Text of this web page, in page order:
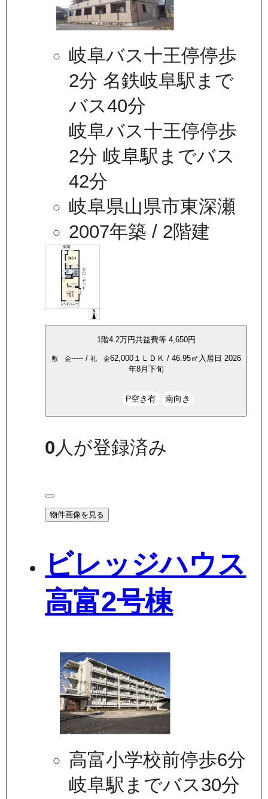
岐阜バス十王停停歩
2分 名鉄岐阜駅まで
バス40分
岐阜バス十王停停歩
2分 岐阜駅までバス
42分
岐阜県山県市東深瀬
2007年築 / 2階建
1階4.2万円共益費等 4,650円
敷 金-----/ 礼 金62,000１ＬＤＫ / 46.95㎡ 入居日 2026
年8月下旬
P空き有 南向き
0 人が登録済み
物件画像を見る
ビレッジハウス
高富2号棟
高富小学校前停歩6分
岐阜駅までバス30分